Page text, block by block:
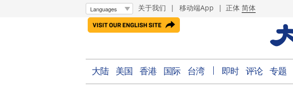
关于我们 | 移动端App | 正体 简体
大陆 美国 香港 国际 台湾 即时 评论 专题